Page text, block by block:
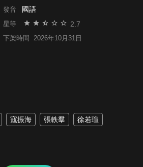
發音 國語
星等 2.7
下架時間 2026年10月31日
寇振海 張軼羣
徐若瑄